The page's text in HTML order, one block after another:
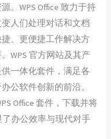
。WPS Office 致力于持
人们处理对话和文档
、更便捷工作解决方
WPS 官方网站及其产
一体化套件，满足各
公软件创新的前沿。
Office 套件，下载并将
了办公效率与现代对手